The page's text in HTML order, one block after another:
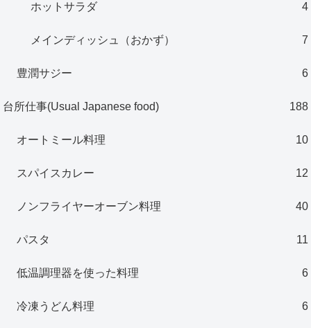
ホットサラダ 4
メインディッシュ（おかず） 7
豊潤サジー 6
台所仕事(Usual Japanese food) 188
オートミール料理 10
スパイスカレー 12
ノンフライヤーオーブン料理 40
パスタ 11
低温調理器を使った料理 6
冷凍うどん料理 6